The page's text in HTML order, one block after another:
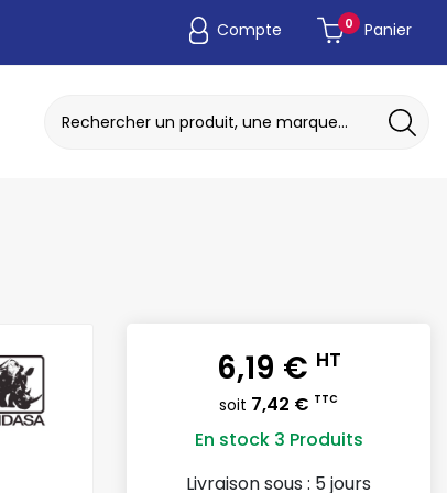
Compte 0 Panier
6,19 € HT
soit 7,42 € TTC
En stock 3 Produits
Livraison sous : 5 jours